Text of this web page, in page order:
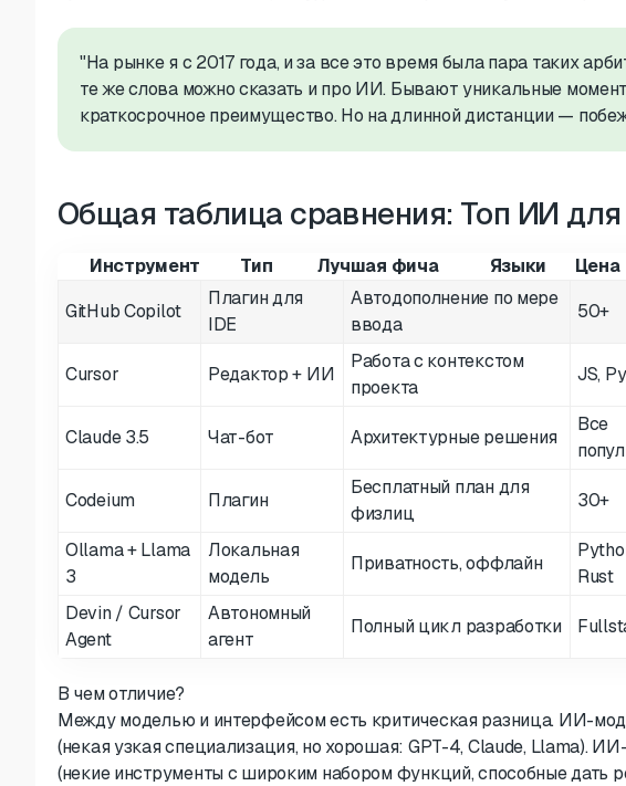
"На рынке я с 2017 года, и за все это время была пара таких
те же слова можно сказать и про ИИ. Бывают уникальные
краткосрочное преимущество. Но на длинной дистанции —
Общая таблица сравнения: Топ ИИ
Инструмент Тип Лучшая фича Языки Цена
GitHub Copilot
Плагин для
IDE
Автодополнение по мере
ввода
50+
Cursor Редактор + ИИ
Работа с контекстом
проекта
JS,
Claude 3.5 Чат-бот Архитектурные решения
Все
Codeium Плагин
Бесплатный план для
физлиц
30+
Ollama + Llama
3
Локальная
модель
Приватность, оффлайн
Rust
Devin / Cursor
Agent
Автономный
агент
Полный цикл разработки
В чем отличие?
Между моделью и интерфейсом есть критическая разница. ИИ-
(некая узкая специализация, но хорошая: GPT-4, Claude, Llama).
(некие инструменты с широким набором функций, способные дать